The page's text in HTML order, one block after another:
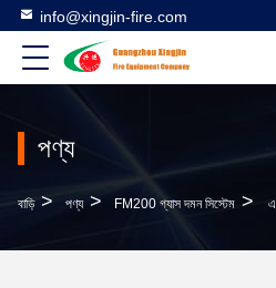
info@xingjin-fire.com
পণ্য
বাড়ি > পণ্য > FM200 গ্যাস দমন সিস্টেম >